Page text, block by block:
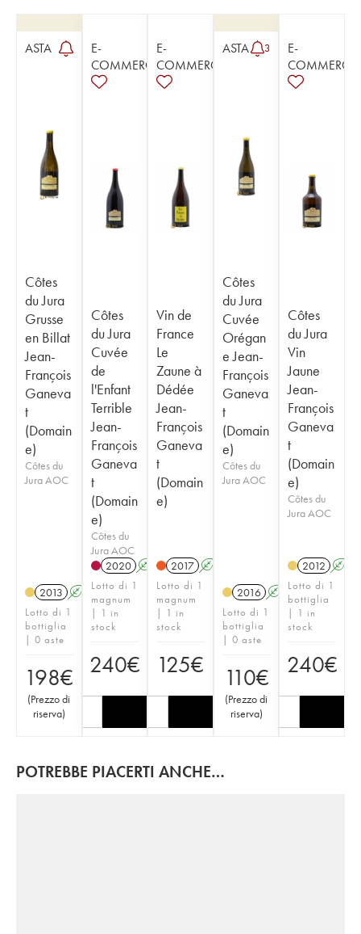
ASTA
Côtes
du Jura
Grusse
en Billat
Jean-
François
Ganeva
t
(Domain
e)
Côtes du
Jura AOC
2013 A K
Lotto di 1
bottiglia
| 0 aste
198€
(Prezzo di
riserva)
E-
COMMERCE
Côtes
du Jura
Cuvée
de
l'Enfant
Terrible
Jean-
François
Ganeva
t
(Domain
e)
Côtes du
Jura AOC
2020 A K
Lotto di 1
magnum
| 1 in
stock
240€
E-
COMMERCE
Vin de
France
Le
Zaune à
Dédée
Jean-
François
Ganeva
t
(Domain
e)
2017 A
Lotto di 1
magnum
| 1 in
stock
125€
ASTA 3
Côtes
du Jura
Cuvée
Orégan
e Jean-
François
Ganeva
t
(Domain
e)
Côtes du
Jura AOC
2016 A K
Lotto di 1
bottiglia
| 0 aste
110€
(Prezzo di
riserva)
E-
COMMERCE
Côtes
du Jura
Vin
Jaune
Jean-
François
Ganeva
t
(Domain
e)
Côtes du
Jura AOC
2012 A
Lotto di 1
bottiglia
| 1 in
stock
240€
POTREBBE PIACERTI ANCHE…